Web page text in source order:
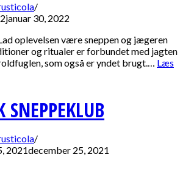
januar 30, 2022
oplevelsen være sneppen og jægeren
og ritualer er forbundet med jagten
som også er yndet brugt.… Læs
2021december 25, 2021